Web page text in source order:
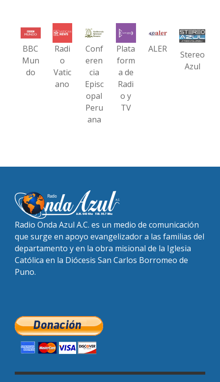
BBC
Mun
do
Radi
o
Vatic
ano
Conf
eren
cia
Episc
opal
Peru
ana
Plata
form
a de
Radi
o y
TV
ALER
Stereo
Azul
Radio Onda Azul A.C. es un medio de comunicación
que surge en apoyo evangelizador a las familias del
departamento y en la obra misional de la Iglesia
Católica en la Diócesis San Carlos Borromeo de
Puno.